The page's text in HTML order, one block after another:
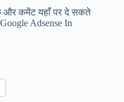
और कमेंट यहाँ पर दे सकते
Adsense In